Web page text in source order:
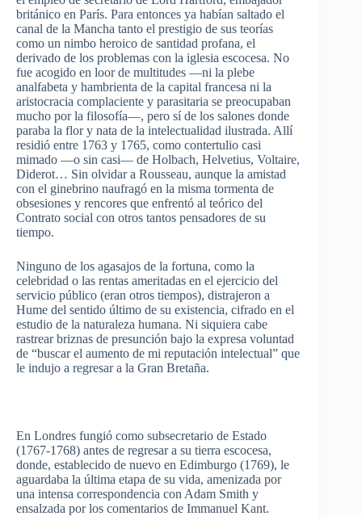
británico en París. Para entonces ya habían saltado el
canal de la Mancha tanto el prestigio de sus teorías
como un nimbo heroico de santidad profana, el
derivado de los problemas con la iglesia escocesa. No
fue acogido en loorde multitudes —ni la plebe
analfabeta y hambrienta de la capital francesa ni la
aristocracia complaciente y parasitaria se preocupaban
mucho porla filosofía—, pero síde los salones donde
paraba la flory nata de la intelectualidad ilustrada. Allí
residió entre 1763 y 1765, como contertulio casi
mimado —o sin casi— de Holbach, Helvetius, Voltaire,
Diderot… Sin olvidara Rousseau, aunque la amistad
con el ginebrino naufragó en la misma tormenta de
obsesiones y rencores que enfrentó al teórico del
Contrato social con otros tantos pensadores de su
tiempo.
Ninguno de los agasajos de la fortuna, como la
celebridad o las rentas ameritadas en el ejercicio del
servicio público (eran otros tiempos), distrajeron a
Hume del sentido último de su existencia, cifrado en el
estudio de la naturaleza humana. Ni siquiera cabe
rastrear briznas de presunción bajo la expresa voluntad
de “buscarel aumento de mi reputación intelectual” que
le indujo a regresara la Gran Bretaña.
En Londres fungió como subsecretario de Estado
(1767-1768) antes de regresara su tierra escocesa,
donde, establecido de nuevo en Edimburgo (1769), le
aguardaba la última etapa de su vida, amenizada por
una intensa correspondencia con Adam Smith y
ensalzada porlos comentarios de Immanuel Kant.